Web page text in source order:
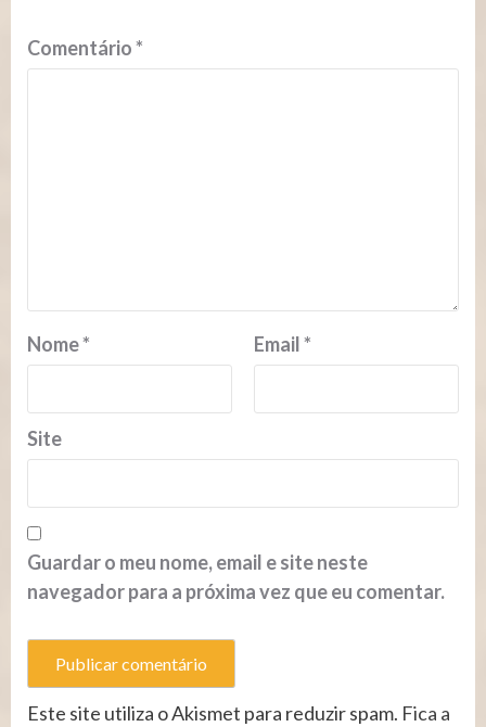
Comentário*
Nome* Email*
Site
Guardar o meu nome, email e site neste
navegador para a próxima vez que eu comentar.
Este site utiliza o Akismet para reduzir spam. Fica a